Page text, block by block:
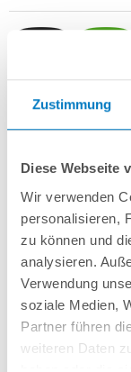
Zustimmung
Diese Webseite
Wir verwenden
personalisieren,
zu können und
analysieren.
Verwendung
soziale Medien,
Partner führen
weiteren Daten
Stahlwand-Rundbecken
aus 0,7 mm starker,
Spezialhandlauf aus
AlsPROFI-Setinkl.:
POOLSANAUV-C
Wasserpflegebedarf
Unterlegvlies 500 g/m²
Einbauskimmer und
Sandfilteranlage
Germany) inkl.